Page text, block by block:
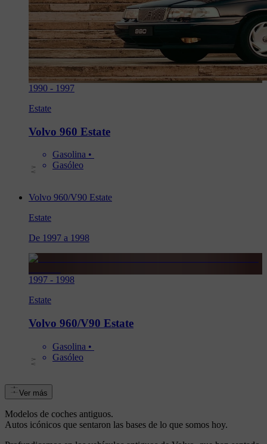
1990 - 1997
Estate
Volvo 960 Estate
Gasolina •
Gasóleo
Volvo 960/V90 Estate
Estate
De 1997 a 1998
1997 - 1998
Estate
Volvo 960/V90 Estate
Gasolina •
Gasóleo
Ver más
Modelos de coches antiguos.
Autos icónicos que sentaron las bases de lo que somos hoy.